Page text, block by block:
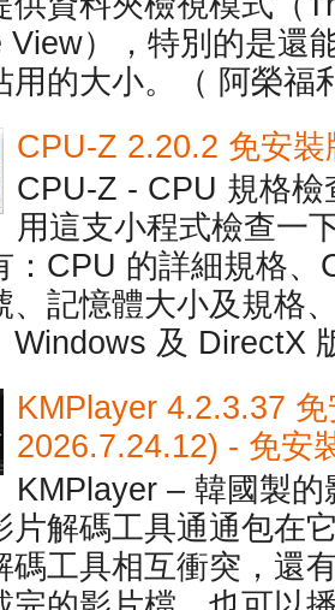
View），特別的是還
用的大小。（ 阿榮福
CPU-Z 2.20.2 免安
CPU-Z - CPU 規格
用這支小程式檢查一
：CPU 的詳細規格
、記憶體大小及規格
Windows 及 DirectX
KMPlayer 4.2.3.37
2026.7.24.12) - 免安
KMPlayer – 韓國製
片解碼工具通通包在
碼工具相互衝突，還